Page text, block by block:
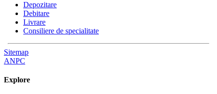
Depozitare
Debitare
Livrare
Consiliere de specialitate
Sitemap
ANPC
Explore